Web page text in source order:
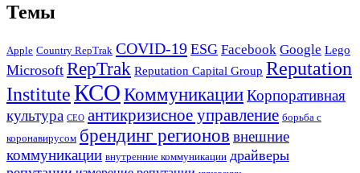
Темы
Apple Country RepTrak COVID-19 ESG Facebook Google Lego
Microsoft RepTrak Reputation Capital Group Reputation
InstituteКСО КоммуникацииКорпоративная
культура СЕО антикризисное управление борьба с
коронавирусом брендинг регионов внешние
коммуникации внутренние коммуникации драйверы